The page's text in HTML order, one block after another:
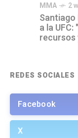
MMA 2
a la
recursos
REDES SOCIALES
Facebook
X